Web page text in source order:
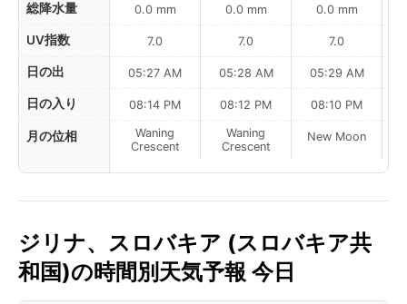
総降水量
UV指数
日の出
日の入り
月の位相
0.0 mm
7.0
05:27 AM
08:14 PM
Waning
Crescent
0.0 mm
7.0
05:28 AM
08:12 PM
Waning
Crescent
0.0 mm
7.0
05:29 AM
08:10 PM
New Moon
ジリナ、スロバキア (スロバキア共
和国)の時間別天気予報 今日